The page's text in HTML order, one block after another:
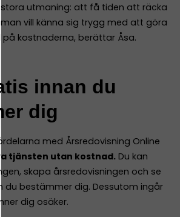
utmaning: att få tiden att räcka
vill känna sig trygg med att göra
kostnaderna, berättar Åsa.
innan du
dig
med Årsredovisning Online
tjänsten utan kostnad. Du kan
skapa årsredovisningen och se
du bestämmer dig. Dessutom ingår
dig osäker.